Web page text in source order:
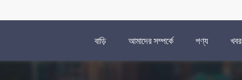
বাড়ি আমাদের সম্পর্কে পণ্য খবর